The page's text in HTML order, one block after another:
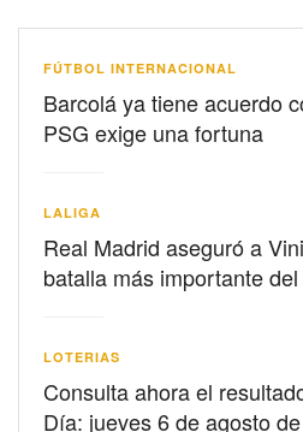
FÚTBOL INTERNACIONAL
Barcolá ya tiene acuerdo
PSG exige una fortuna
LALIGA
Real Madrid aseguró a
batalla más importante
LOTERIAS
Consulta ahora el
Día: jueves 6 de agosto